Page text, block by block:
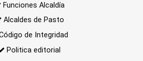
Funciones Alcaldía
Alcaldes de Pasto
de Integridad
Politica editorial